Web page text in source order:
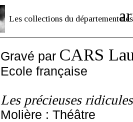
Les collections du département des
Gravé par CARS
Ecole française
Les précieuses ridicules
Molière : Théâtre